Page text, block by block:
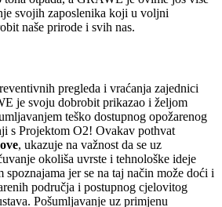
svojih zaposlenika koji u voljni
naše prirode i svih nas.
pregleda i vraćanja zajednici
je svoju dobrobit prikazao i željom
teško dostupnog opožarenog
s Projektom O2! Ovakav pothvat
, ukazuje na važnost da se uz
okoliša uvrste i tehnološke ideje
spoznajama jer se na taj način može doći i
područja i postupnog cjelovitog
Pošumljavanje uz primjenu